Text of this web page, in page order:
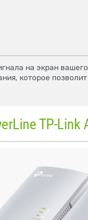
на экран
которое
TP-Link